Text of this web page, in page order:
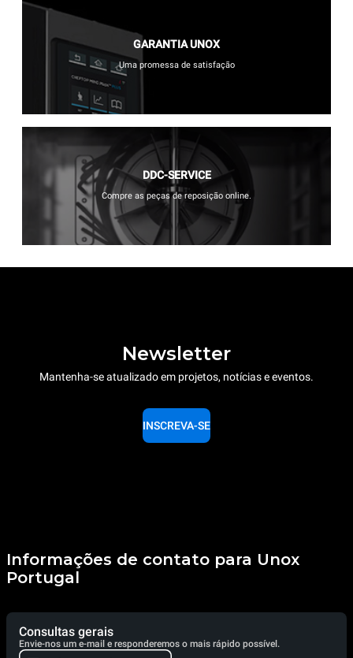
GARANTIA UNOX
Uma promessa de satisfação
DDC-SERVICE
Compre as peças de reposição online.
Newsletter
Mantenha-se atualizado em projetos, notícias e eventos.
INSCREVA-SE
Informações de contato para Unox
Portugal
Consultas gerais
Envie-nos um e-mail e responderemos o mais rápido possível.